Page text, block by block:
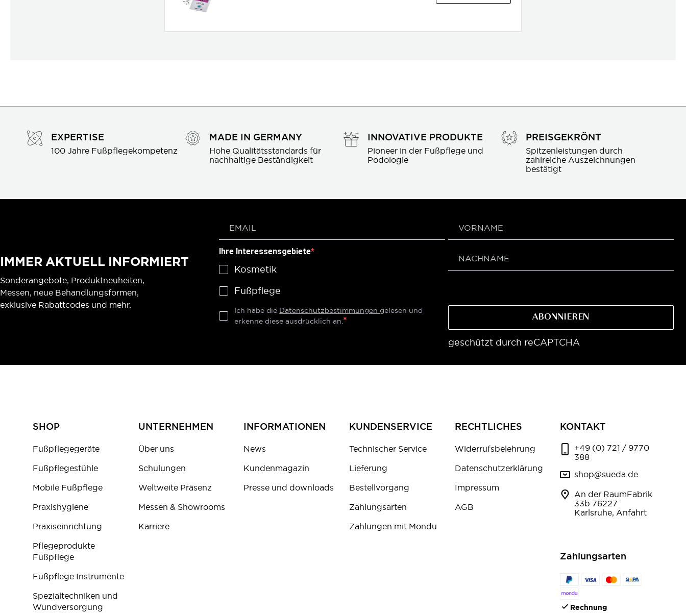
EXPERTISE
100 Jahre Fußpflegekompetenz
MADE IN GERMANY
Hohe Qualitätsstandards für
nachhaltige Beständigkeit
INNOVATIVE PRODUKTE
Pioneer in der Fußpflege und
Podologie
PREISGEKRÖNT
Spitzenleistungen durch
zahlreiche Auszeichnungen
bestätigt
IMMER AKTUELL INFORMIERT
Sonderangebote, Produktneuheiten,
Messen, neue Behandlungsformen,
exklusive Rabattcodes und mehr.
Ihre Interessensgebiete
Kosmetik
Fußpflege
Ich habe die Datenschutzbestimmungengelesen und
erkenne diese ausdrücklich an.
ABONNIEREN
geschützt durch reCAPTCHA
SHOP
Fußpflegegeräte
Fußpflegestühle
Mobile Fußpflege
Praxishygiene
Praxiseinrichtung
Pflegeprodukte
Fußpflege
Fußpflege Instrumente
Spezialtechniken und
Wundversorgung
UNTERNEHMEN
Über uns
Schulungen
Weltweite Präsenz
Messen & Showrooms
Karriere
INFORMATIONEN
News
Kundenmagazin
Presse und downloads
KUNDENSERVICE
Technischer Service
Lieferung
Bestellvorgang
Zahlungsarten
Zahlungen mit Mondu
RECHTLICHES
Widerrufsbelehrung
Datenschutzerklärung
Impressum
AGB
KONTAKT
+49 (0) 721 / 9770
388
shop@sueda.de
An der RaumFabrik
33b 76227
Karlsruhe, Anfahrt
Zahlungsarten
Rechnung